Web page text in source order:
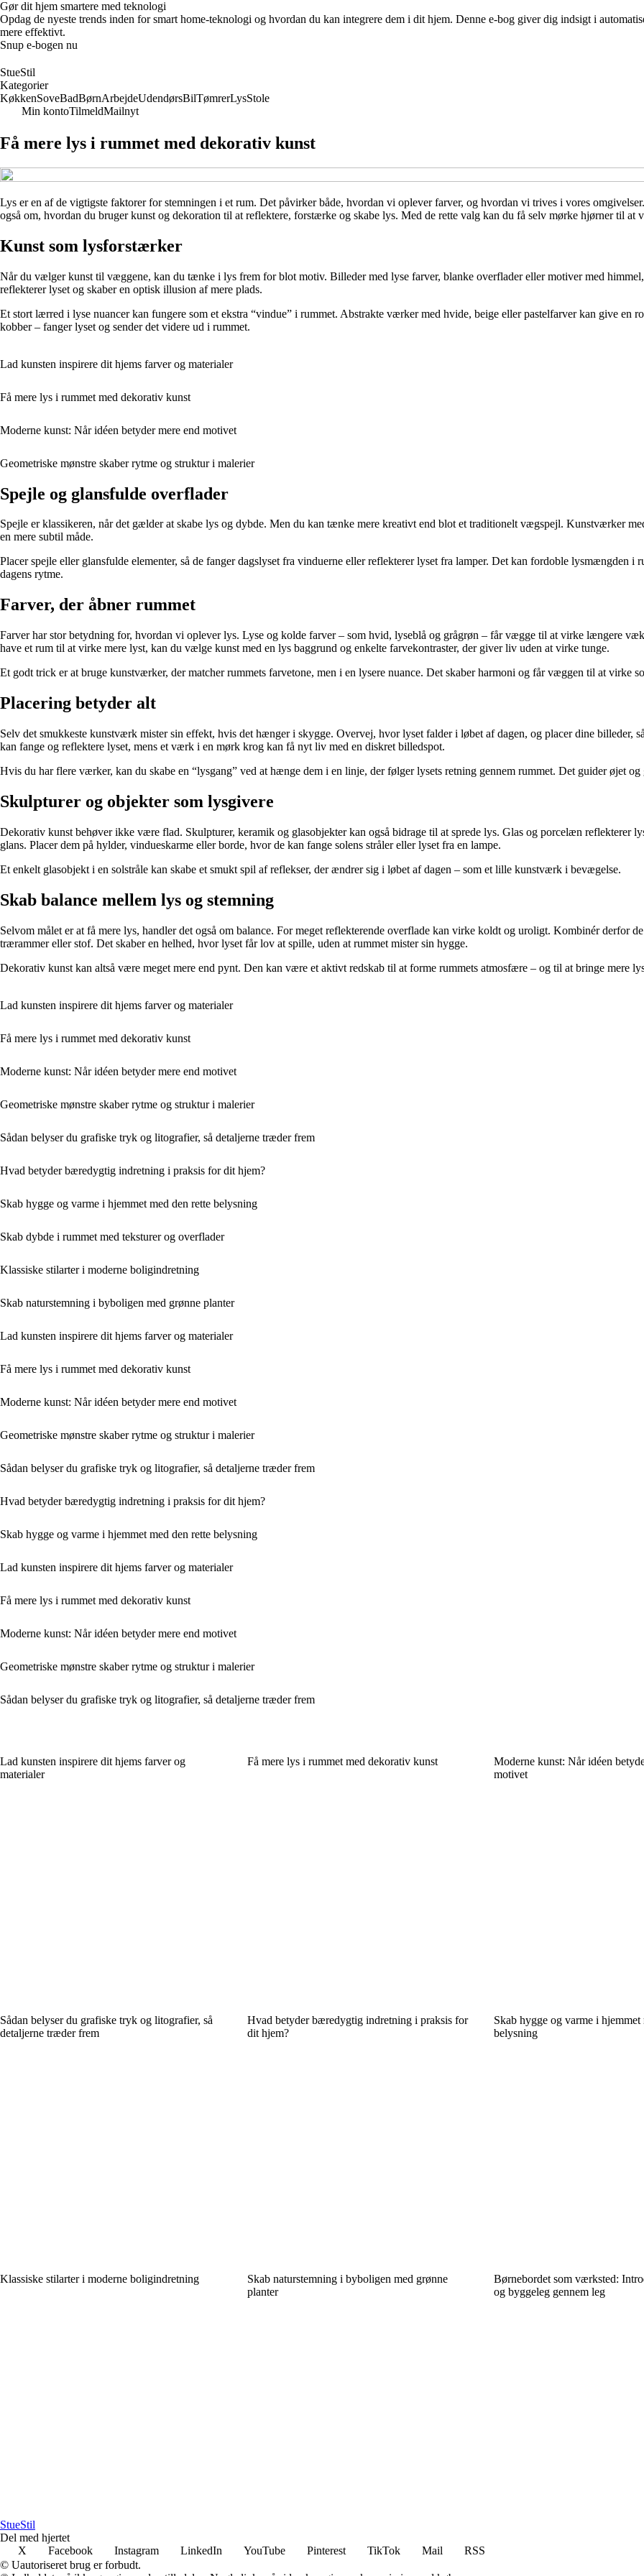
Gør dit hjem smartere med teknologi
Opdag de nyeste trends inden for smart home-teknologi og hvordan du kan integrere dem i dit hjem. Denne e-bog giver dig indsigt i
mere effektivt.
Snup e-bogen nu
StueStil
Kategorier
KøkkenSoveBadBørnArbejdeUdendørsBilTømrerLysStole
Min kontoTilmeldMailnyt
Få mere lys i rummet med dekorativ kunst
Lys er en af de vigtigste faktorer for stemningen i et rum. Det påvirker både, hvordan vi oplever farver, og hvordan vi trives i vores
også om, hvordan du bruger kunst og dekoration til at reflektere, forstærke og skabe lys. Med de rette valg kan du få selv mørke hjørner til at
Kunst som lysforstærker
Når du vælger kunst til væggene, kan du tænke i lys frem for blot motiv. Billeder med lyse farver, blanke overflader eller motiver med
reflekterer lyset og skaber en optisk illusion af mere plads.
Et stort lærred i lyse nuancer kan fungere som et ekstra “vindue” i rummet. Abstrakte værker med hvide, beige eller pastelfarver kan give en
kobber – fanger lyset og sender det videre ud i rummet.
Lad kunsten inspirere dit hjems farver og materialer
Få mere lys i rummet med dekorativ kunst
Moderne kunst: Når idéen betyder mere end motivet
Geometriske mønstre skaber rytme og struktur i malerier
Spejle og glansfulde overflader
Spejle er klassikeren, når det gælder at skabe lys og dybde. Men du kan tænke mere kreativt end blot et traditionelt vægspejl. Kunstværker
en mere subtil måde.
Placer spejle eller glansfulde elementer, så de fanger dagslyset fra vinduerne eller reflekterer lyset fra lamper. Det kan fordoble lysmængden
dagens rytme.
Farver, der åbner rummet
Farver har stor betydning for, hvordan vi oplever lys. Lyse og kolde farver – som hvid, lyseblå og grågrøn – får vægge til at virke længere
have et rum til at virke mere lyst, kan du vælge kunst med en lys baggrund og enkelte farvekontraster, der giver liv uden at virke tunge.
Et godt trick er at bruge kunstværker, der matcher rummets farvetone, men i en lysere nuance. Det skaber harmoni og får væggen til at virke
Placering betyder alt
Selv det smukkeste kunstværk mister sin effekt, hvis det hænger i skygge. Overvej, hvor lyset falder i løbet af dagen, og placer dine billeder,
kan fange og reflektere lyset, mens et værk i en mørk krog kan få nyt liv med en diskret billedspot.
Hvis du har flere værker, kan du skabe en “lysgang” ved at hænge dem i en linje, der følger lysets retning gennem rummet. Det guider øjet
Skulpturer og objekter som lysgivere
Dekorativ kunst behøver ikke være flad. Skulpturer, keramik og glasobjekter kan også bidrage til at sprede lys. Glas og porcelæn reflekterer
glans. Placer dem på hylder, vindueskarme eller borde, hvor de kan fange solens stråler eller lyset fra en lampe.
Et enkelt glasobjekt i en solstråle kan skabe et smukt spil af reflekser, der ændrer sig i løbet af dagen – som et lille kunstværk i bevægelse.
Skab balance mellem lys og stemning
Selvom målet er at få mere lys, handler det også om balance. For meget reflekterende overflade kan virke koldt og uroligt. Kombinér derfor
trærammer eller stof. Det skaber en helhed, hvor lyset får lov at spille, uden at rummet mister sin hygge.
Dekorativ kunst kan altså være meget mere end pynt. Den kan være et aktivt redskab til at forme rummets atmosfære – og til at bringe mere
Lad kunsten inspirere dit hjems farver og materialer
Få mere lys i rummet med dekorativ kunst
Moderne kunst: Når idéen betyder mere end motivet
Geometriske mønstre skaber rytme og struktur i malerier
Sådan belyser du grafiske tryk og litografier, så detaljerne træder frem
Hvad betyder bæredygtig indretning i praksis for dit hjem?
Skab hygge og varme i hjemmet med den rette belysning
Skab dybde i rummet med teksturer og overflader
Klassiske stilarter i moderne boligindretning
Skab naturstemning i byboligen med grønne planter
Lad kunsten inspirere dit hjems farver og materialer
Få mere lys i rummet med dekorativ kunst
Moderne kunst: Når idéen betyder mere end motivet
Geometriske mønstre skaber rytme og struktur i malerier
Sådan belyser du grafiske tryk og litografier, så detaljerne træder frem
Hvad betyder bæredygtig indretning i praksis for dit hjem?
Skab hygge og varme i hjemmet med den rette belysning
Lad kunsten inspirere dit hjems farver og materialer
Få mere lys i rummet med dekorativ kunst
Moderne kunst: Når idéen betyder mere end motivet
Geometriske mønstre skaber rytme og struktur i malerier
Sådan belyser du grafiske tryk og litografier, så detaljerne træder frem
Lad kunsten inspirere dit hjems farver og
materialer
Få mere lys i rummet med dekorativ kunst
Moderne kunst: Når idéen
motivet
Sådan belyser du grafiske tryk og litografier, så
detaljerne træder frem
Hvad betyder bæredygtig indretning i praksis for
dit hjem?
Skab hygge og varme i hjemmet
belysning
Klassiske stilarter i moderne boligindretning
Skab naturstemning i byboligen med grønne
planter
Børnebordet som værksted:
og byggeleg gennem leg
StueStil
Del med hjertet
X
Facebook Instagram LinkedIn YouTube Pinterest TikTok Mail
RSS
© Uautoriseret brug er forbudt.